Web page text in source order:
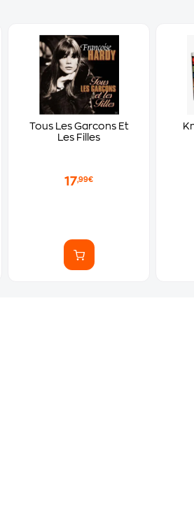
Tous Les Garcons Et
Les Filles
17,99€